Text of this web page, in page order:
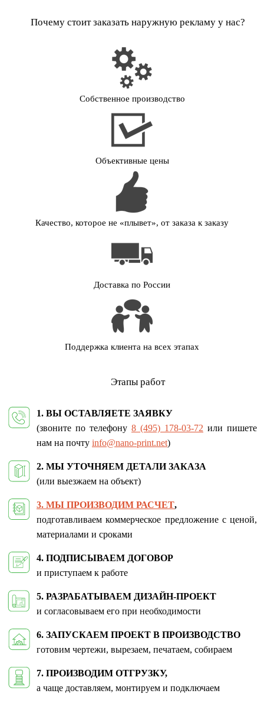
Почему стоит заказать наружную рекламу у нас?
Собственное производство
Объективные цены
Качество, которое не «плывет», от заказа к заказу
Доставка по России
Поддержка клиента на всех этапах
Этапы работ
1. ВЫ ОСТАВЛЯЕТЕ ЗАЯВКУ
(звоните по телефону 8 (495) 178-03-72
нам на почту info@nano-print.net)
2. МЫ УТОЧНЯЕМ ДЕТАЛИ ЗАКАЗА
(или выезжаем на объект)
3. МЫ ПРОИЗВОДИМ РАСЧЕТ,
подготавливаем коммерческое предложение с ценой,
материалами и сроками
4. ПОДПИСЫВАЕМ ДОГОВОР
и приступаем к работе
5. РАЗРАБАТЫВАЕМ ДИЗАЙН-ПРОЕКТ
и согласовываем его при необходимости
6. ЗАПУСКАЕМ ПРОЕКТ В ПРОИЗВОДСТВО
готовим чертежи, вырезаем, печатаем, собираем
7. ПРОИЗВОДИМ ОТГРУЗКУ,
а чаще доставляем, монтируем и подключаем